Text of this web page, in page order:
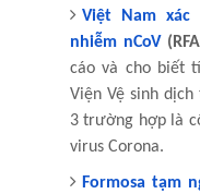
Việt Nam
nhiễm nCoV
cáo và cho biết
Viện Vệ sinh
3 trường hợp là
virus Corona.
Formosa tạm